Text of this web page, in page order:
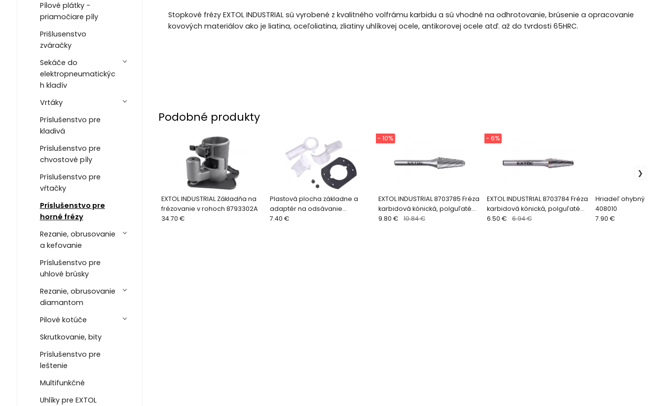
Pílové plátky -
priamočiare píly
Prišlusenstvo
zváračky
Sekáče do
elektropneumatickýc
h kladív
Vrtáky
Príslušenstvo pre
kladivá
Príslušenstvo pre
chvostové píly
Príslušenstvo pre
vŕtačky
Príslušenstvo pre
horné frézy
Rezanie, obrusovanie
a kefovanie
Príslušenstvo pre
uhlové brúsky
Rezanie, obrusovanie
diamantom
Pilové kotúče
Skrutkovanie, bity
Príslušenstvo pre
leštenie
Multifunkčné
Uhlíky pre EXTOL
Stopkové frézy EXTOL INDUSTRIAL sú vyrobené z kvalitného volfrámu karbidu a sú vhodné na odhrotovanie, brúsenie a opracovanie
kovových materiálov ako je liatina, oceľoliatina, zliatiny uhlíkovej ocele, antikorovej ocele atď. až do tvrdosti 65HRC.
Podobné produkty
EXTOL INDUSTRIAL Základňa na
frézovanie v rohoch 8793302A
34.70 €
Plastová plocha základne a
adaptér na odsávanie
8793302B
7.40 €
EXTOL INDUSTRIAL 8703785 Fréza
karbidová kónická, polguľaté
čelo, pr. 12mm, stopka 6mm
- 10%
9.80 € 10.84 €
EXTOL INDUSTRIAL 8703784 Fréza
karbidová kónická, polguľaté
čelo, pr. 10mm, stopka 6mm
- 6%
6.50 € 6.94 €
Hriadeľ ohybný
408010
7.90 €